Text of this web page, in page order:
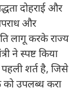
दोहराई और
और
लागू करके राज्य
ने स्पष्ट किया
शर्त है, जिसे
को उपलब्ध करा